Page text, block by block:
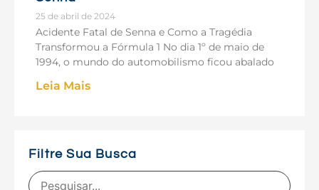
25 de abril de 2024
Acidente Fatal de Senna e Como a Tragédia
Transformou a Fórmula 1 No dia 1º de maio de
1994, o mundo do automobilismo ficou abalado
Leia Mais
Filtre Sua Busca